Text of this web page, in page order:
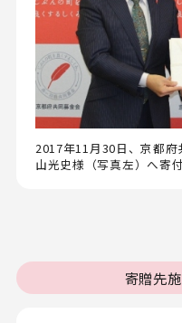
2017年11月30日、京都
山光史様（写真左）へ寄
寄贈先